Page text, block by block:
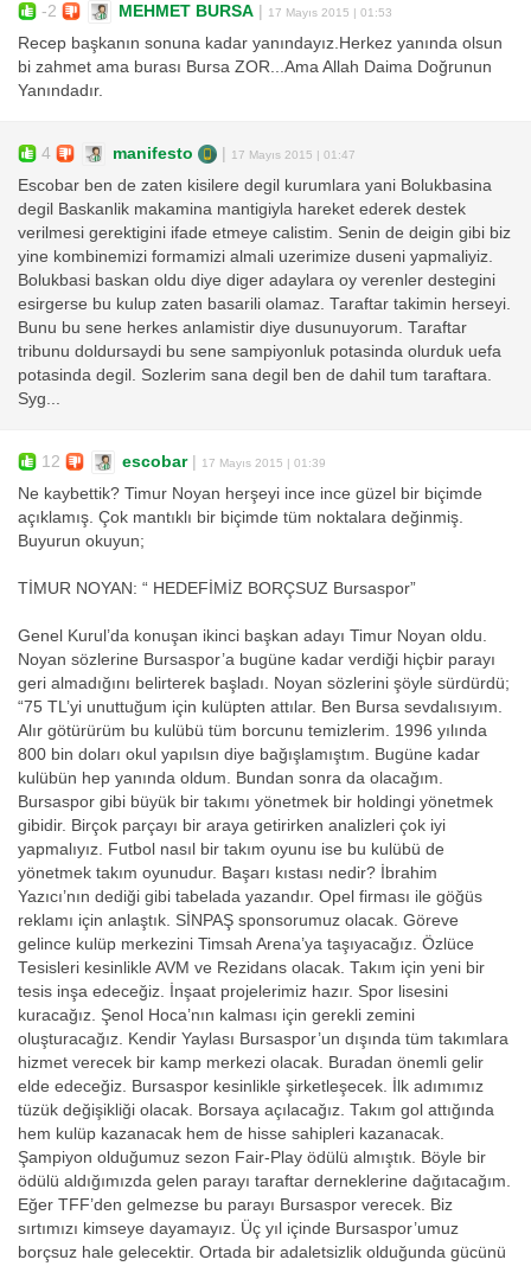
-2 MEHMET BURSA 17 Mayıs 2015 | 01:53
Recep başkanın sonuna kadar yanındayız.Herkez yanında olsun
bi zahmet ama burası Bursa ZOR...Ama Allah Daima Doğrunun
Yanındadır.
4 manifesto 17 Mayıs 2015 | 01:47
Escobar ben de zaten kisilere degil kurumlara yani Bolukbasina
degil Baskanlik makamina mantigiyla hareket ederek destek
verilmesi gerektigini ifade etmeye calistim. Senin de deigin gibi biz
yine kombinemizi formamizi almali uzerimize duseni yapmaliyiz.
Bolukbasi baskan oldu diye diger adaylara oy verenler destegini
esirgerse bu kulup zaten basarili olamaz. Taraftar takimin herseyi.
Bunu bu sene herkes anlamistir diye dusunuyorum. Taraftar
tribunu doldursaydi bu sene sampiyonluk potasinda olurduk uefa
potasinda degil. Sozlerim sana degil ben de dahil tum taraftara.
Syg...
12 escobar| 17 Mayıs 2015 | 01:39
Ne kaybettik? Timur Noyan herşeyi ince ince güzel bir biçimde
açıklamış. Çok mantıklı bir biçimde tüm noktalara değinmiş.
Buyurun okuyun;
TİMUR NOYAN: “ HEDEFİMİZ BORÇSUZ Bursaspor”
Genel Kurul’da konuşan ikinci başkan adayı Timur Noyan oldu.
Noyan sözlerine Bursaspor’a bugüne kadar verdiği hiçbir parayı
geri almadığını belirterek başladı. Noyan sözlerini şöyle sürdürdü;
“75 TL’yi unuttuğum için kulüpten attılar. Ben Bursa sevdalısıyım.
Alır götürürüm bu kulübü tüm borcunu temizlerim. 1996 yılında
800 bin doları okul yapılsın diye bağışlamıştım. Bugüne kadar
kulübün hep yanında oldum. Bundan sonra da olacağım.
Bursaspor gibi büyük bir takımı yönetmek bir holdingi yönetmek
gibidir. Birçok parçayı bir araya getirirken analizleri çok iyi
yapmalıyız. Futbol nasıl bir takım oyunu ise bu kulübü de
yönetmek takım oyunudur. Başarı kıstası nedir? İbrahim
Yazıcı’nın dediği gibi tabelada yazandır. Opel firması ile göğüs
reklamı için anlaştık. SİNPAŞ sponsorumuz olacak. Göreve
gelince kulüp merkezini Timsah Arena’ya taşıyacağız. Özlüce
Tesisleri kesinlikle AVM ve Rezidans olacak. Takım için yeni bir
tesis inşa edeceğiz. İnşaat projelerimiz hazır. Spor lisesini
kuracağız. Şenol Hoca’nın kalması için gerekli zemini
oluşturacağız. Kendir Yaylası Bursaspor’un dışında tüm takımlara
hizmet verecek bir kamp merkezi olacak. Buradan önemli gelir
elde edeceğiz. Bursaspor kesinlikle şirketleşecek. İlk adımımız
tüzük değişikliği olacak. Borsaya açılacağız. Takım gol attığında
hem kulüp kazanacak hem de hisse sahipleri kazanacak.
Şampiyon olduğumuz sezon Fair-Play ödülü almıştık. Böyle bir
ödülü aldığımızda gelen parayı taraftar derneklerine dağıtacağım.
Eğer TFF’den gelmezse bu parayı Bursaspor verecek. Biz
sırtımızı kimseye dayamayız. Üç yıl içinde Bursaspor’umuz
borçsuz hale gelecektir. Ortada bir adaletsizlik olduğunda gücünü